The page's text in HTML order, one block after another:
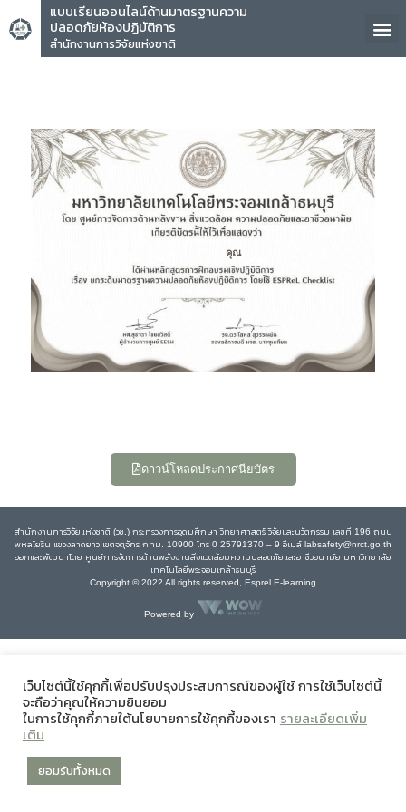
แบบเรียนออนไลน์ด้านมาตรฐานความ
ปลอดภัยห้องปฏิบัติการ
สำนักงานการวิจัยแห่งชาติ
คุณ
ดาวน์โหลดประกาศนียบัตร
สำนักงานการวิจัยแห่งชาติ (วช.) กระทรวงการอุดมศึกษา วิทยาศาสตร์ วิจัยและนวัตกรรม เลขที่ 196 ถนน
พหลโยธิน แขวงลาดยาว เขตจตุจักร กทม. 10900 โทร 0 25791370 – 9 อีเมล์ labsafety@nrct.go.th
ออกและพัฒนาโดย ศูนย์การจัดการด้านพลังงานสิ่งแวดล้อมความปลอดภัยและอาชีวอนามัย มหาวิทยาลัย
เทคโนโลยีพระจอมเกล้าธนบุรี
Copyright © 2022 All rights reserved, Esprel E-learning
Powered by
เว็บไซต์นี้ใช้คุกกี้เพื่อปรับปรุงประสบการณ์ของผู้ใช้ การใช้เว็บไซต์นี้
จะถือว่าคุณให้ความยินยอม
ในการใช้คุกกี้ภายใต้นโยบายการใช้คุกกี้ของเรา รายละเอียดเพิ่ม
เติม
ยอมรับทั้งหมด